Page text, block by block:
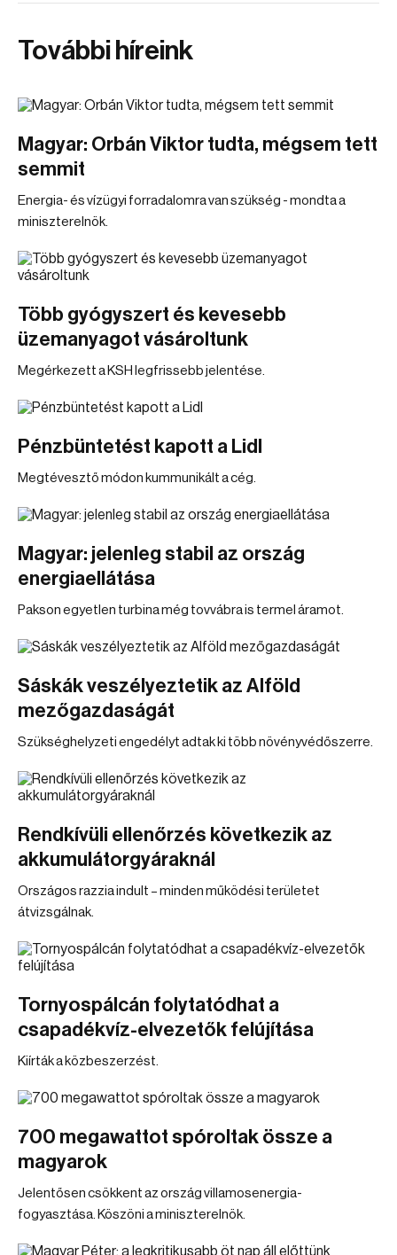
További híreink
Magyar: Orbán Viktor tudta, mégsem tett
semmit
Energia- és vízügyi forradalomra van szükség - mondta a
miniszterelnök.
Több gyógyszert és kevesebb
üzemanyagot vásároltunk
Megérkezett a KSH legfrissebb jelentése.
Pénzbüntetést kapott a Lidl
Megtévesztő módon kummunikált a cég.
Magyar: jelenleg stabil az ország
energiaellátása
Pakson egyetlen turbina még tovvábra is termel áramot.
Sáskák veszélyeztetik az Alföld
mezőgazdaságát
Szükséghelyzeti engedélyt adtak ki több növényvédőszerre.
Rendkívüli ellenőrzés következik az
akkumulátorgyáraknál
Országos razzia indult – minden működési területet
átvizsgálnak.
Tornyospálcán folytatódhat a
csapadékvíz-elvezetők felújítása
Kiírták a közbeszerzést.
700 megawattot spóroltak össze a
magyarok
Jelentősen csökkent az ország villamosenergia-
fogyasztása. Köszöni a miniszterelnök.